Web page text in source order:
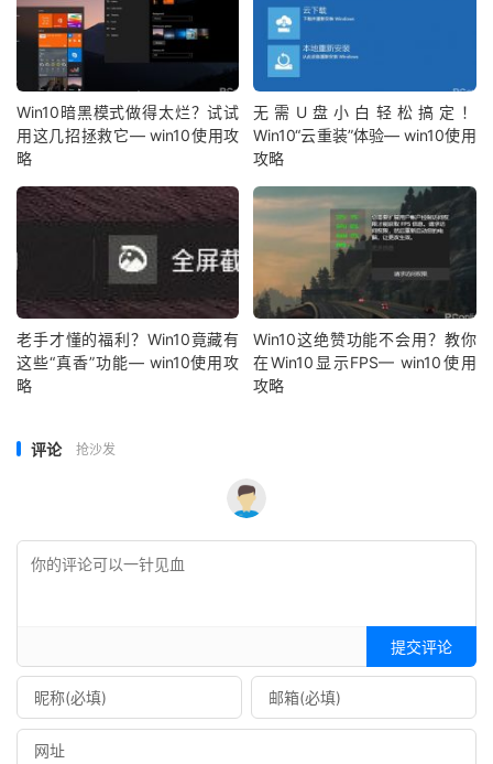
Win10暗黑模式做得太烂？试试
用这几招拯救它— win10使用攻
略
无需U盘小白轻松搞定！
Win10“云重装”体验— win10使用
攻略
老手才懂的福利？Win10竟藏有
这些“真香”功能— win10使用攻
略
Win10这绝赞功能不会用？教你
在Win10显示FPS— win10使用
攻略
评论 抢沙发
提交评论